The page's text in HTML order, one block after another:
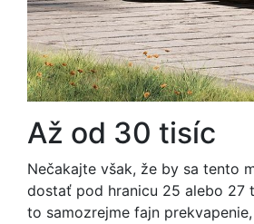
Až od 30 tisíc
Nečakajte však, že by sa tento
dostať pod hranicu 25 alebo 27
to samozrejme fajn